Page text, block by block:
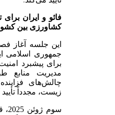
فائو و ایران
کشاورزی بین
این جلسه آغاز
جمهوری اسلامی
برای پیشبرد
مدیریت منابع
چالش‌های
زیست، مجدداً
سوم ژوئن 2025،